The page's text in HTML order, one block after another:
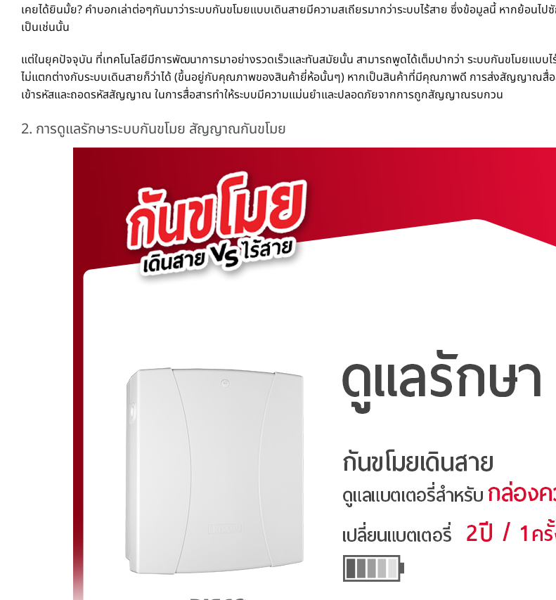
เคยได้ยินมั้ย? คำบอกเล่าต่อๆกันมาว่าระบบกันขโมยแบบเดินสายมีความสเถียรมากว่าระบบไร้สาย ซึ่งข้อมูลนี้ หากย้อนไป
เป็นเช่นนั้น
แต่ในยุคปัจจุบัน ที่เทคโนโลยีมีการพัฒนาการมาอย่างรวดเร็วและทันสมัยนั้น สามารถพูดได้เต็มปากว่า ระบบกันขโมยแบบ
ไม่แตกต่างกับระบบเดินสายก็ว่าได้ (ขึ้นอยู่กับคุณภาพของสินค้ายี่ห้อนั้นๆ) หากเป็นสินค้าที่มีคุณภาพดี การส่งสัญญาณสื่อ
เข้ารหัสและถอดรหัสสัญญาณ ในการสื่อสารทำให้ระบบมีความแม่นยำและปลอดภัยจากการถูกสัญญาณรบกวน
2. การดูแลรักษาระบบกันขโมย สัญญาณกันขโมย